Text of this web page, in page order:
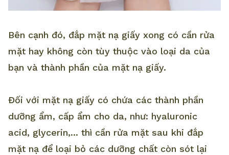
Bên cạnh đó, đắp mặt nạ giấy xong có cần rửa
mặt hay không còn tùy thuộc vào loại da của
bạn và thành phần của mặt nạ giấy.
Đối với mặt nạ giấy có chứa các thành phần
dưỡng ẩm, cấp ẩm cho da, như: hyaluronic
acid, glycerin,... thì cần rửa mặt sau khi đắp
mặt nạ để loại bỏ các dưỡng chất còn sót lại